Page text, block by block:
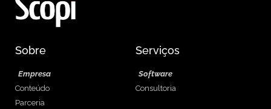
Sobre
Empresa
Conteúdo
Parceria
Serviços
Software
Consultoria